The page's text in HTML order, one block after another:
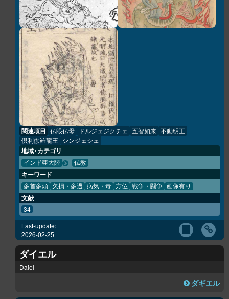
関連項目 仏眼仏母 ドルジェジクチェ 五智如来 不動明王
倶利伽羅龍王 シンジェシェ
地域・カテゴリ
インド亜大陸 仏教
キーワード
多首多頭 欠損・多過 病気・毒 方位 戦争・闘争 画像有り
文献
34
Last-update:
2026-02-25
ダイエル
Daiel
ダギエル